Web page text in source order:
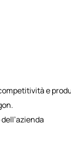
e